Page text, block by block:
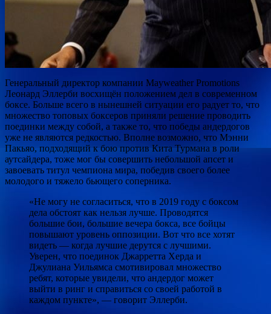
Генеральный директор компании Mayweather Рromotions
Леонард Эллерби восхищён положением дел в современном
боксе. Больше всего в нынешней ситуации его радует то, что
множество топовых боксеров приняли решение проводить
поединки между собой, а также то, что победы андердогов
уже не являются редкостью. Вполне возможно, что Мэнни
Пакьяо, подходящий к бою против Кита Турмана в роли
аутсайдера, тоже мог бы совершить небольшой апсет и
завоевать титул чемпиона мира, победив своего более
молодого и тяжело бьющего соперника.
«Не могу не согласиться, что в 2019 году с боксом
дела обстоят как нельзя лучше. Проводятся
большие бои, большие вечера бокса, все бойцы
повышают уровень оппозиции. Вот что все хотят
видеть — когда лучшие дерутся с лучшими.
Уверен, что поединок Джарретта Херда и
Джулиана Уильямса смотивировал множество
ребят, которые увидели, что андердог может
выйти в ринг и справиться со своей работой в
каждом пункте», — говорит Эллерби.